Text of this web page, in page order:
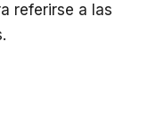
referirse a las